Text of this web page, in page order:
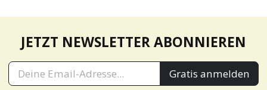
JETZT NEWSLETTER ABONNIEREN
Gratis anmelden